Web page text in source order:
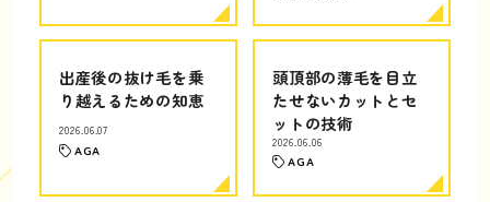
出産後の抜け毛を乗
り越えるための知恵
2026.06.07
AGA
頭頂部の薄毛を目立
たせないカットとセ
ットの技術
2026.06.06
AGA